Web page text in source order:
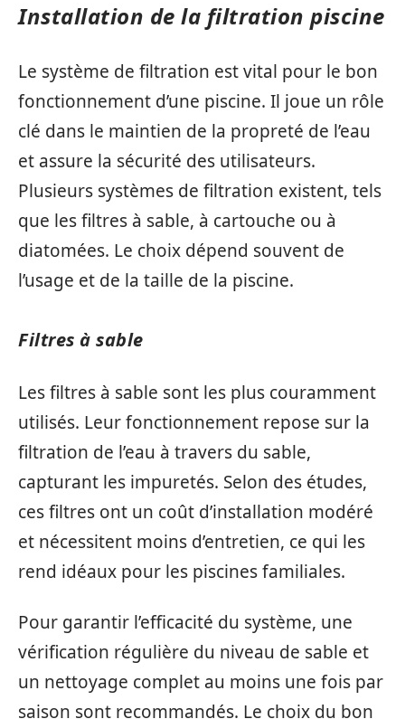
Installation de la filtration piscine
Le système de filtration est vital pour le bon
fonctionnement d’une piscine. Il joue un rôle
clé dans le maintien de la propreté de l’eau
et assure la sécurité des utilisateurs.
Plusieurs systèmes de filtration existent, tels
que les filtres à sable, à cartouche ou à
diatomées. Le choix dépend souvent de
l’usage et de la taille de la piscine.
Filtres à sable
Les filtres à sable sont les plus couramment
utilisés. Leur fonctionnement repose sur la
filtration de l’eau à travers du sable,
capturant les impuretés. Selon des études,
ces filtres ont un coût d’installation modéré
et nécessitent moins d’entretien, ce qui les
rend idéaux pour les piscines familiales.
Pour garantir l’efficacité du système, une
vérification régulière du niveau de sable et
un nettoyage complet au moins une fois par
saison sont recommandés. Le choix du bon